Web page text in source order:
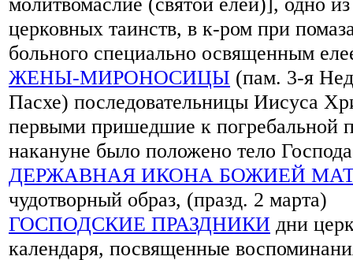
церковных таинств, в к-ром при
больного специально освященным
ЖЕНЫ-МИРОНОСИЦЫ (пам. 3-я
Пасхе) последовательницы Иисуса
первыми пришедшие к погребальной
накануне было положено тело Господа
ДЕРЖАВНАЯ ИКОНА БОЖИЕЙ
чудотворный образ, (празд. 2 марта)
ГОСПОДСКИЕ ПРАЗДНИКИ дни
календаря, посвященные